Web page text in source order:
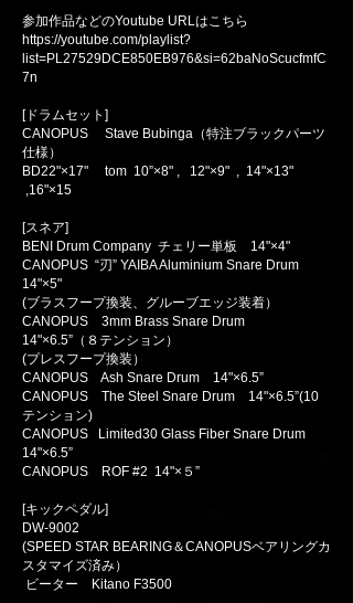
参加作品などのYoutube URLはこちら
https://youtube.com/playlist?
list=PL27529DCE850EB976&si=62baNoScucfmfC
7n
[ドラムセット]
CANOPUS Stave Bubinga（特注ブラックパーツ
仕様）
BD22"×17" tom 10”×8" , 12"×9" , 14"×13"
,16"×15
[スネア]
BENI Drum Company チェリー単板 14"×4"
CANOPUS “刃” YAIBA Aluminium Snare Drum
14"×5"
(ブラスフープ換装、グルーブエッジ装着）
CANOPUS 3mm Brass Snare Drum
14"×6.5”（８テンション）
​(プレスフープ換装）
CANOPUS Ash Snare Drum 14"×6.5”
CANOPUS The Steel Snare Drum 14"×6.5”(10
テンション)
CANOPUS Limited30 Glass Fiber Snare Drum
14"×6.5”
CANOPUS ROF #2 14"×５”
[キックペダル]
DW-9002
(SPEED STAR BEARING＆CANOPUSベアリングカ
スタマイズ済み）
ビーター Kitano F3500